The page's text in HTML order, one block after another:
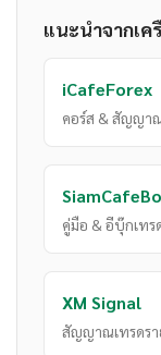
แนะนำจากเค
iCafeForex
คอร์ส & สัญญา
คู่มือ & อีบุ๊กเทร
XM Signal
สัญญาณเทรดร